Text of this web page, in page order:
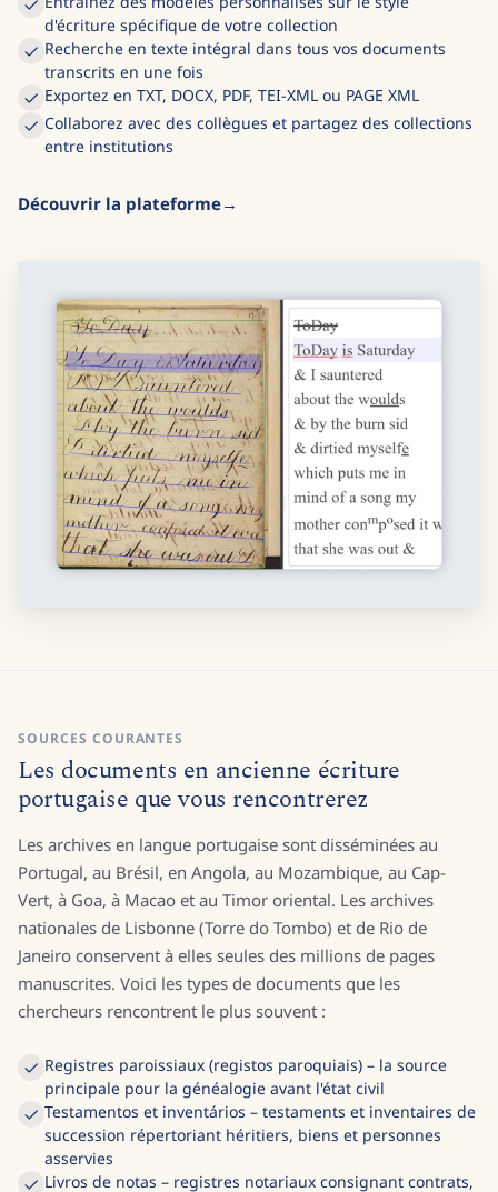
d'écriture spécifique de votre collection
Recherche en texte intégral dans tous vos documents
transcrits en une fois
Exportez en TXT, DOCX, PDF, TEI-XML ou PAGE XML
Collaborez avec des collègues et partagez des collections
entre institutions
Découvrir la plateforme
SOURCES COURANTES
Les documents en ancienne écriture
portugaise que vous rencontrerez
Les archives en langue portugaise sont disséminées au
Portugal, au Brésil, en Angola, au Mozambique, au Cap-
Vert, à Goa, à Macao et au Timor oriental. Les archives
nationales de Lisbonne (Torre do Tombo) et de Rio de
Janeiro conservent à elles seules des millions de pages
manuscrites. Voici les types de documents que les
chercheurs rencontrent le plus souvent :
Registres paroissiaux (registos paroquiais) – la source
principale pour la généalogie avant l'état civil
Testamentos et inventários – testaments et inventaires de
succession répertoriant héritiers, biens et personnes
asservies
Livros de notas – registres notariaux consignant contrats,